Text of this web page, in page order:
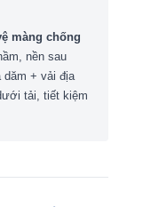
màng chống
nền sau
+ vải địa
tải, tiết kiệm